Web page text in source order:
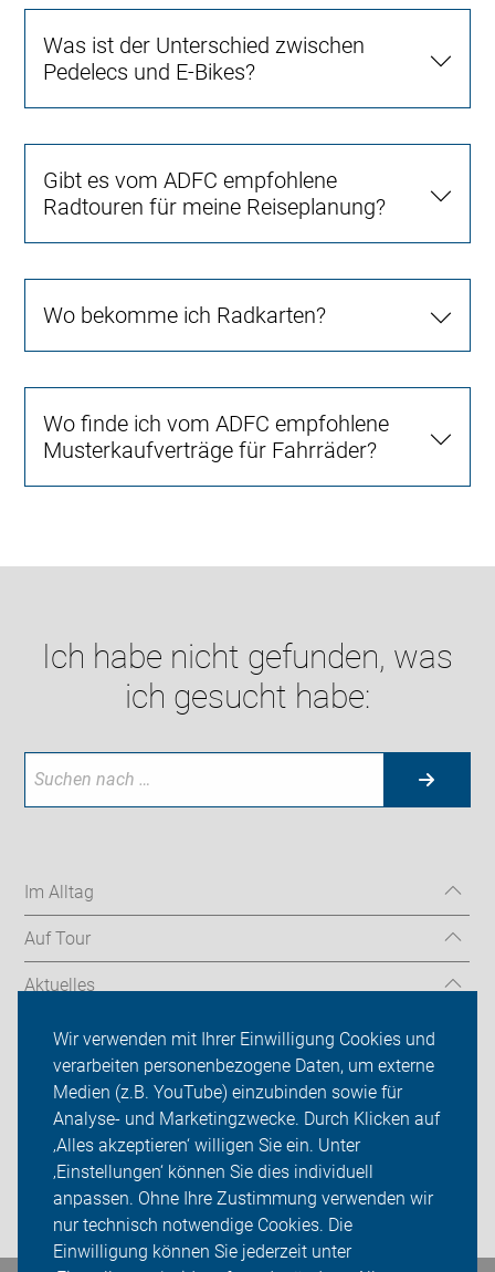
Wir verwenden mit Ihrer Einwilligung Cookies und
verarbeiten personenbezogene Daten, um externe
Medien (z.B. YouTube) einzubinden sowie für
Analyse- und Marketingzwecke. Durch Klicken auf
‚Alles akzeptieren‘ willigen Sie ein. Unter
‚Einstellungen‘ können Sie dies individuell
anpassen. Ohne Ihre Zustimmung verwenden wir
nur technisch notwendige Cookies. Die
Einwilligung können Sie jederzeit unter
Was ist der Unterschied zwischen
Pedelecs und E-Bikes?
Gibt es vom ADFC empfohlene
Radtouren für meine Reiseplanung?
Wo bekomme ich Radkarten?
Wo finde ich vom ADFC empfohlene
Musterkaufverträge für Fahrräder?
Ich habe nicht gefunden, was
ich gesucht habe:
Im Alltag
Auf Tour
Aktuelles
Über uns
Mitgliedschaft
Fachwissen
Presse
Login